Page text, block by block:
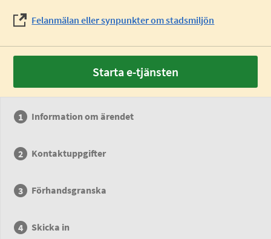
Felanmälan eller synpunkter om stadsmiljön
Starta e-tjänsten
Information om ärendet
Kontaktuppgifter
Förhandsgranska
Skicka in